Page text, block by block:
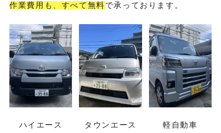
作業費用も、すべて無料で承っております。
ハイエース タウンエース 軽自動車